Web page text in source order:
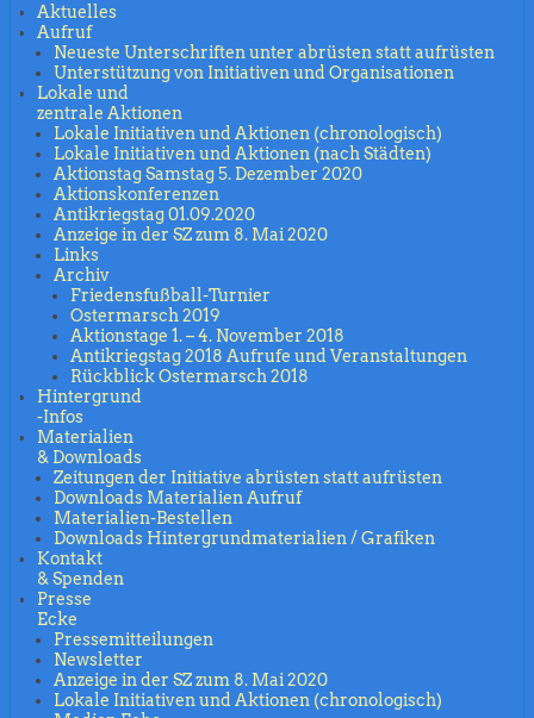
Aktuelles
Aufruf
Neueste Unterschriften unter abrüsten statt aufrüsten
Unterstützung von Initiativen und Organisationen
Lokale und
zentrale Aktionen
Lokale Initiativen und Aktionen (chronologisch)
Lokale Initiativen und Aktionen (nach Städten)
Aktionstag Samstag 5. Dezember 2020
Aktionskonferenzen
Antikriegstag 01.09.2020
Anzeige in der SZ zum 8. Mai 2020
Links
Archiv
Friedensfußball-Turnier
Ostermarsch 2019
Aktionstage 1. – 4. November 2018
Antikriegstag 2018 Aufrufe und Veranstaltungen
Rückblick Ostermarsch 2018
Hintergrund
-Infos
Materialien
& Downloads
Zeitungen der Initiative abrüsten statt aufrüsten
Downloads Materialien Aufruf
Materialien-Bestellen
Downloads Hintergrundmaterialien / Grafiken
Kontakt
& Spenden
Presse
Ecke
Pressemitteilungen
Newsletter
Anzeige in der SZ zum 8. Mai 2020
Lokale Initiativen und Aktionen (chronologisch)